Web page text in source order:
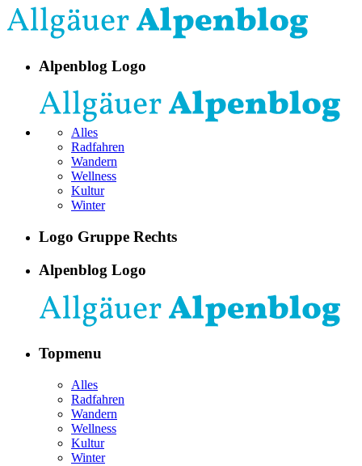
Alpenblog Logo
Alles
Radfahren
Wandern
Wellness
Kultur
Winter
Logo Gruppe Rechts
Alpenblog Logo
Topmenu
Alles
Radfahren
Wandern
Wellness
Kultur
Winter